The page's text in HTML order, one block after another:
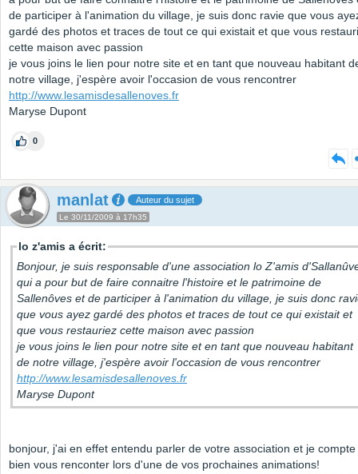
de participer à l'animation du village, je suis donc ravie que vous
gardé des photos et traces de tout ce qui existait et que vous
cette maison avec passion
je vous joins le lien pour notre site et en tant que nouveau habitant
notre village, j'espère avoir l'occasion de vous rencontrer
http://www.lesamisdesallenoves.fr
Maryse Dupont
0
manlat Auteur du sujet
Le 30/11/2009 à 17h35
lo z'amis a écrit:
Bonjour, je suis responsable d'une association lo Z'amis
qui a pour but de faire connaitre l'histoire et le patrimoine de
Sallenôves et de participer à l'animation du village, je suis donc
que vous ayez gardé des photos et traces de tout ce qui existait et
que vous restauriez cette maison avec passion
je vous joins le lien pour notre site et en tant que nouveau habitant
de notre village, j'espère avoir l'occasion de vous rencontrer
http://www.lesamisdesallenoves.fr
Maryse Dupont
bonjour, j'ai en effet entendu parler de votre association et je compte
bien vous renconter lors d'une de vos prochaines animations!